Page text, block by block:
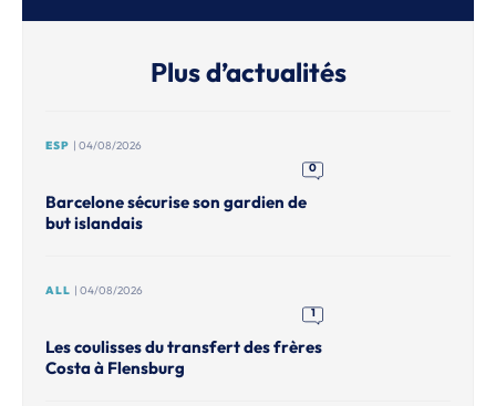
Plus d’actualités
ESP | 04/08/2026
0
Barcelone sécurise son gardien de
but islandais
ALL | 04/08/2026
1
Les coulisses du transfert des frères
Costa à Flensburg